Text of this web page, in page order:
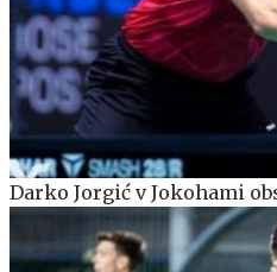
Darko Jorgić v Jokohami